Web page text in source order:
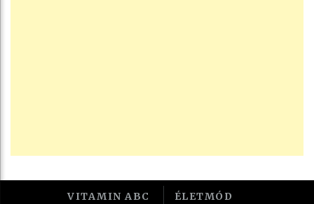
VITAMIN ABC
ÉLETMÓD